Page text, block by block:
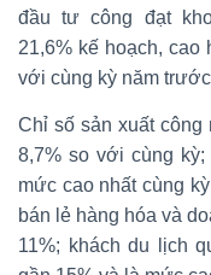
đầu tư công đạt
21,6% kế hoạch, cao
với cùng kỳ năm
Chỉ số sản xuất công
8,7% so với cùng
mức cao nhất cùng
bán lẻ hàng hóa và
11%; khách du lịch